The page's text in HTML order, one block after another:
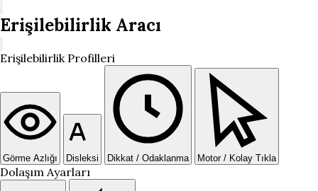
Erişilebilirlik Aracı
Erişilebilirlik Profilleri
Görme Azlığı Disleksi Dikkat / Odaklanma Motor / Kolay Tıkla
Dolaşım Ayarları